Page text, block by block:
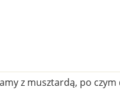
z musztardą, po